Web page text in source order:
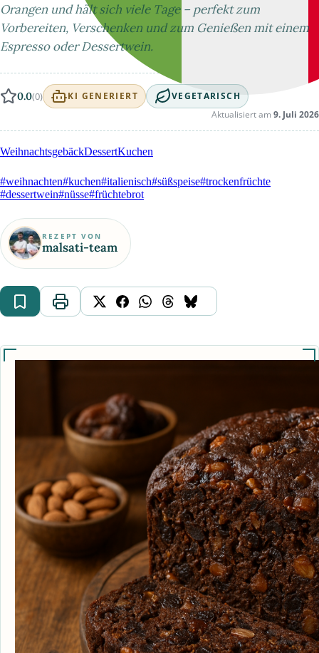
Orangen und hält sich viele Tage – perfekt zum
Vorbereiten, Verschenken und zum Genießen mit einem
Espresso oder Dessertwein.
0.0(0) KI GENERIERT VEGETARISCH
Aktualisiert am 9. Juli 2026
WeihnachtsgebäckDessertKuchen
#weihnachten#kuchen#italienisch#süßspeise#trockenfrüchte
#dessertwein#nüsse#früchtebrot
REZEPT VON
malsati-team